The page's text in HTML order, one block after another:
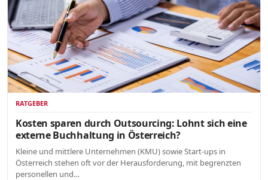
RATGEBER
Kosten sparen durch Outsourcing: Lohnt sich eine
externe Buchhaltung in Österreich?
Kleine und mittlere Unternehmen (KMU) sowie Start-ups in
Österreich stehen oft vor der Herausforderung, mit begrenzten
personellen und…